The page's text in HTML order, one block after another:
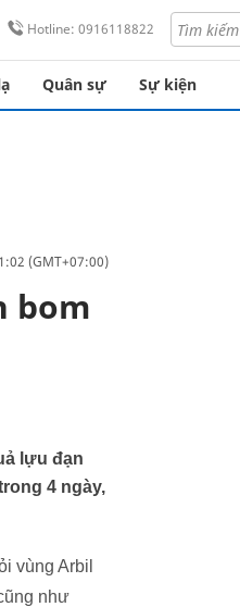
Hotline: 0916118822
Quân sự Sự kiện
(GMT+07:00)
bom
lựu đạn
4 ngày,
vùng Arbil
như